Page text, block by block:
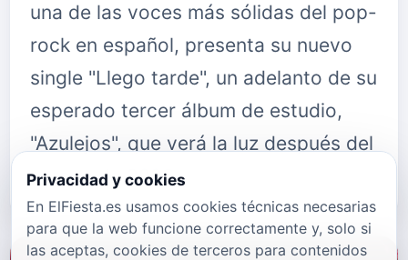
una de las voces más sólidas del pop-
rock en español, presenta su nuevo
single "Llego tarde", un adelanto de su
esperado tercer álbum de estudio,
"Azulejos", que verá la luz después del
verano de 2026.…
Privacidad y cookies
En ElFiesta.es usamos cookies técnicas necesarias
para que la web funcione correctamente y, solo si
las aceptas, cookies de terceros para contenidos